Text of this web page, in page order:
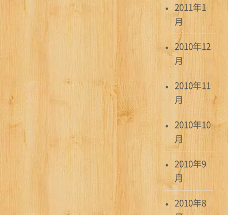
2011年1
月
2010年12
月
2010年11
月
2010年10
月
2010年9
月
2010年8